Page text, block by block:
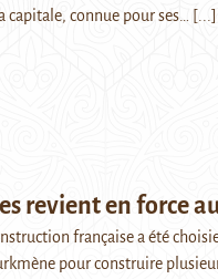
capitale, connue pour ses…
[...]
revient en force
française a été
pour construire